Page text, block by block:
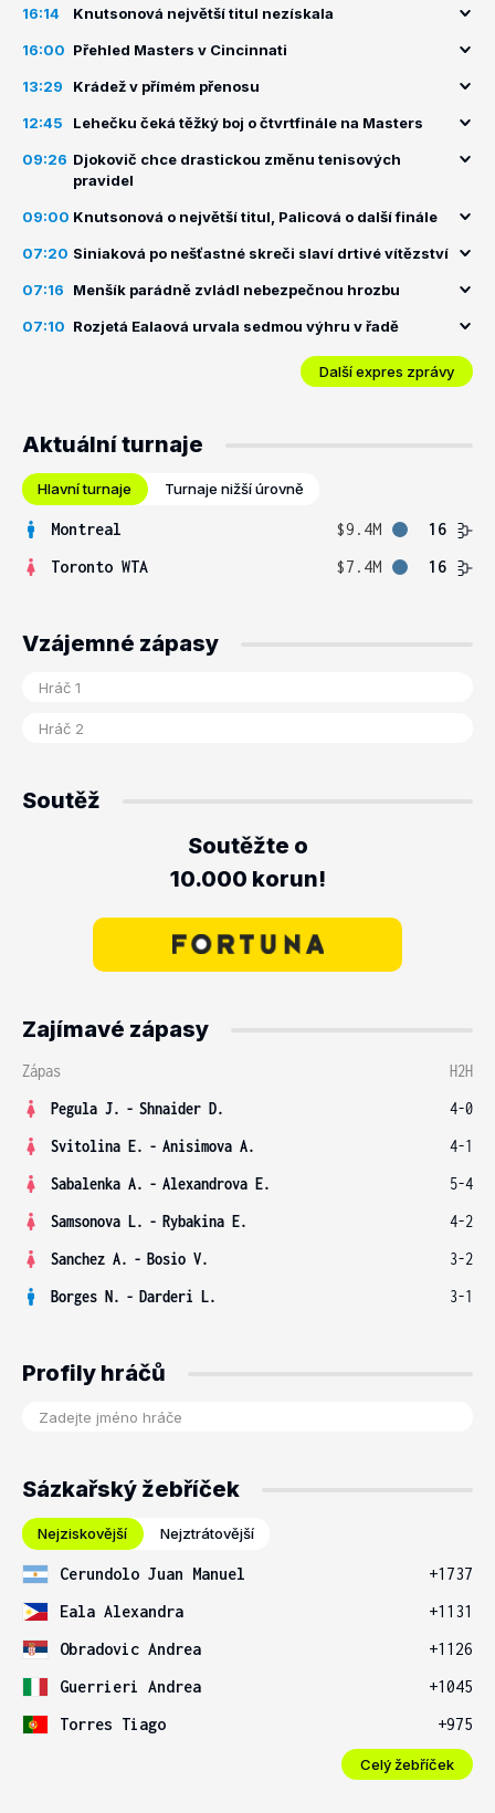
16:14 Knutsonová největší titul nezískala
16:00 Přehled Masters v Cincinnati
13:29 Krádež v přímém přenosu
12:45 Lehečku čeká těžký boj o čtvrtfinále na Masters
09:26 Djokovič chce drastickou změnu tenisových
pravidel
09:00 Knutsonová o největší titul, Palicová o další finále
07:20 Siniaková po nešťastné skreči slaví drtivé vítězství
07:16 Menšík parádně zvládl nebezpečnou hrozbu
07:10 Rozjetá Ealaová urvala sedmou výhru v řadě
Další expres zprávy
Aktuální turnaje
Hlavní turnaje Turnaje nižší úrovně
Montreal $9.4M
16
Toronto WTA
$7.4M 16
Vzájemné zápasy
Soutěž
Soutěžte o
10.000 korun!
Zajímavé zápasy
Zápas
H2H
Pegula J. - Shnaider D.
4-0
Svitolina E. - Anisimova A.
4-1
Sabalenka A. - Alexandrova E.
5-4
Samsonova L. - Rybakina E.
4-2
Sanchez A. - Bosio V.
3-2
Borges N. - Darderi L. 3-1
Profily hráčů
Sázkařský žebříček
Nejziskovější Nejztrátovější
Cerundolo Juan Manuel
+1737
Eala Alexandra
+1131
Obradovic Andrea
+1126
Guerrieri Andrea
+1045
Torres Tiago
+975
Celý žebříček